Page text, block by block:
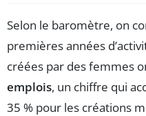
Selon le baromètre, on
premières années
créées par des femmes
emplois, un chiffre qui
35 % pour les créations